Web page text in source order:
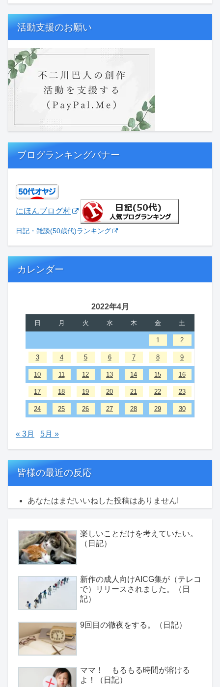
活動支援のお願い
ブログランキングバナー
にほんブログ村
日記・雑談(50歳代)ランキング
カレンダー
2022年4月
日 月 火 水 木 金 土
1 2
3 4 5 6 7 8 9
10 11 12 13 14 15 16
17 18 19 20 21 22 23
24 25 26 27 28 29 30
« 3月 5月 »
皆様の最近の反応
あなたはまだいいねした投稿はありません!
楽しいことだけを考えていたい。
（日記）
新作の成人向けAICG集が（テレコ
で）リリースされました。（日
記）
9回目の徹夜をする。（日記）
ママ！ もるもる時間が溶ける
よ！（日記）